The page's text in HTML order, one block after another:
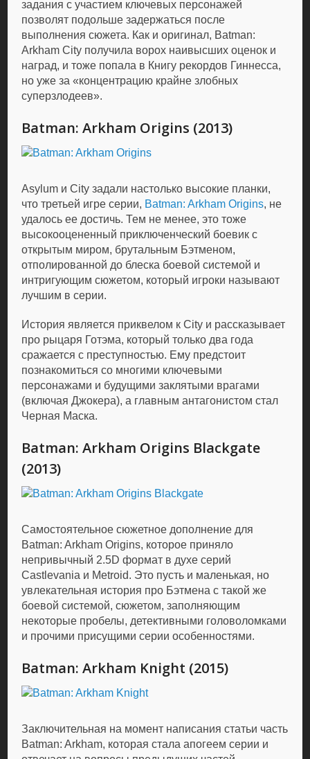
задания с участием ключевых персонажей
позволят подольше задержаться после
выполнения сюжета. Как и оригинал, Batman:
Arkham City получила ворох наивысших оценок и
наград, и тоже попала в Книгу рекордов Гиннесса,
но уже за «концентрацию крайне злобных
суперзлодеев».
Batman: Arkham Origins (2013)
Asylum и City задали настолько высокие планки,
что третьей игре серии, Batman: Arkham Origins, не
удалось ее достичь. Тем не менее, это тоже
высокооцененный приключенческий боевик с
открытым миром, брутальным Бэтменом,
отполированной до блеска боевой системой и
интригующим сюжетом, который игроки называют
лучшим в серии.
История является приквелом к City и рассказывает
про рыцаря Готэма, который только два года
сражается с преступностью. Ему предстоит
познакомиться со многими ключевыми
персонажами и будущими заклятыми врагами
(включая Джокера), а главным антагонистом стал
Черная Маска.
Batman: Arkham Origins Blackgate
(2013)
Самостоятельное сюжетное дополнение для
Batman: Arkham Origins, которое приняло
непривычный 2.5D формат в духе серий
Castlevania и Metroid. Это пусть и маленькая, но
увлекательная история про Бэтмена с такой же
боевой системой, сюжетом, заполняющим
некоторые пробелы, детективными головоломками
и прочими присущими серии особенностями.
Batman: Arkham Knight (2015)
Заключительная на момент написания статьи часть
Batman: Arkham, которая стала апогеем серии и